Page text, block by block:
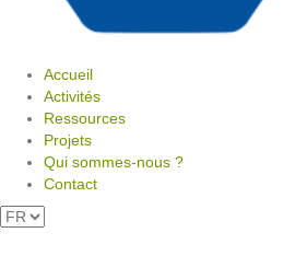
Accueil
Activités
Ressources
Projets
Qui sommes-nous ?
Contact
View your shopping cart
Choisir